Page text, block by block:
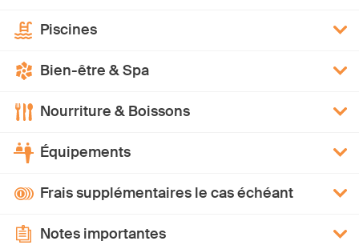
Piscines
Bien-être & Spa
Nourriture & Boissons
Équipements
Frais supplémentaires le cas échéant
Notes importantes